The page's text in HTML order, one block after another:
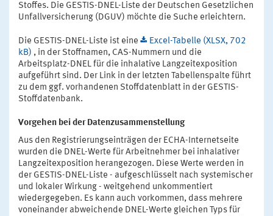
Stoffes. Die GESTIS-DNEL-Liste der Deutschen Gesetzlichen
Unfallversicherung (DGUV) möchte die Suche erleichtern.
Die GESTIS-DNEL-Liste ist eine
Excel-Tabelle (XLSX, 702
kB) , in der Stoffnamen, CAS-Nummern und die
Arbeitsplatz-DNEL für die inhalative Langzeitexposition
aufgeführt sind. Der Link in der letzten Tabellenspalte führt
zu dem ggf. vorhandenen Stoffdatenblatt in der GESTIS-
Stoffdatenbank.
Vorgehen bei der Datenzusammenstellung
Aus den Registrierungseinträgen der ECHA-Internetseite
wurden die DNEL-Werte für Arbeitnehmer bei inhalativer
Langzeitexposition herangezogen. Diese Werte werden in
der GESTIS-DNEL-Liste - aufgeschlüsselt nach systemischer
und lokaler Wirkung - weitgehend unkommentiert
wiedergegeben. Es kann auch vorkommen, dass mehrere
voneinander abweichende DNEL-Werte gleichen Typs für